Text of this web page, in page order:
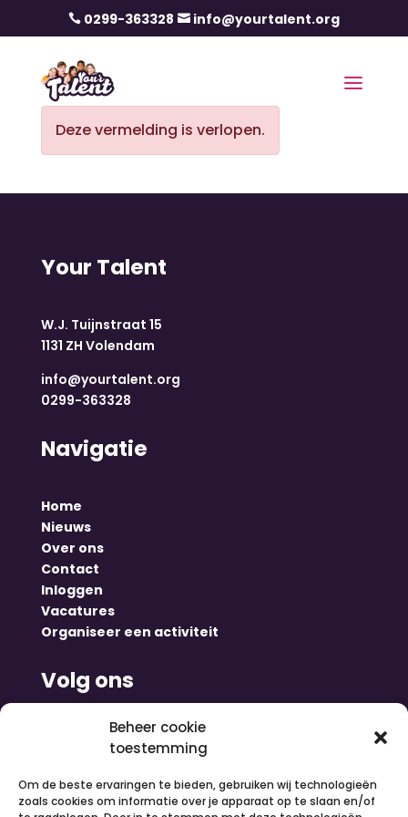
Beheer cookie
toestemming
Om de beste ervaringen te bieden, gebruiken wij technologieën
zoals cookies om informatie over je apparaat op te slaan en/of
 0299-363328  info@yourtalent.org
Deze vermelding is verlopen.
Your Talent
W.J. Tuijnstraat 15
1131 ZH Volendam
info@yourtalent.org
0299-363328
Navigatie
Home
Nieuws
Over ons
Contact
Inloggen
Vacatures
Organiseer een activiteit
Volg ons